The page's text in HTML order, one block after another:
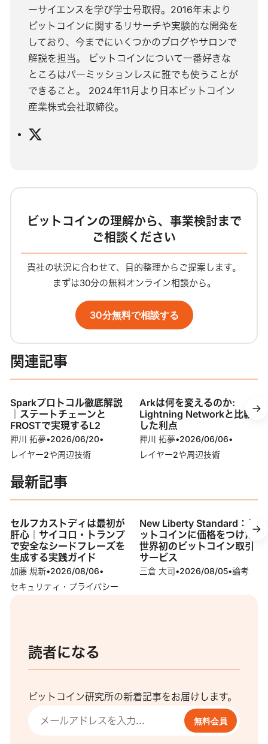
ーサイエンスを学び学士号取得。2016年末より
ビットコインに関するリサーチや実験的な開発を
しており、今までにいくつかのブログやサロンで
解説を担当。 ビットコインについて一番好きな
ところはパーミッションレスに誰でも使うことが
できること。 2024年11月より日本ビットコイン
産業株式会社取締役。
ビットコインの理解から、事業検討まで
ご相談ください
貴社の状況に合わせて、目的整理からご提案します。
まずは30分の無料オンライン相談から。
30分無料で相談する
関連記事
Sparkプロトコル徹底解説
｜ステートチェーンと
FROSTで実現するL2
押川 拓夢•2026/06/20•
レイヤー2や周辺技術
Arkは何を変えるのか:
Lightning Networkと比較
した利点
押川 拓夢•2026/06/06•
レイヤー2や周辺技術
最新記事
セルフカストディは最初が
肝心｜サイコロ・トランプ
で安全なシードフレーズを
生成する実践ガイド
加藤 規新•2026/08/06•
セキュリティ・プライバシー
New Liberty Standard：ビ
ットコインに価格をつけた
世界初のビットコイン取引
サービス
三倉 大司•2026/08/05•論考
読者になる
ビットコイン研究所の新着記事をお届けします。
無料会員